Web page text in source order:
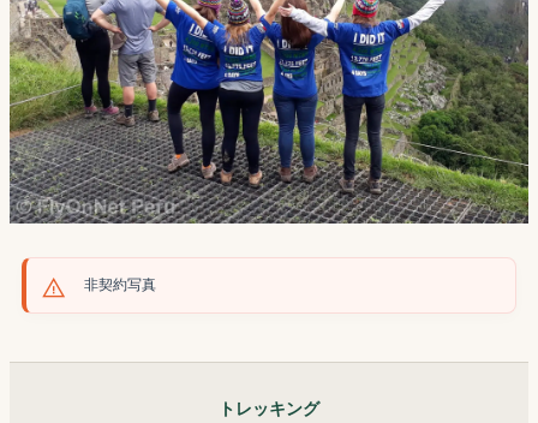
非契約写真
トレッキング